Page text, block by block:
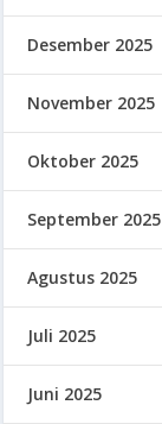
Desember 2025
November 2025
Oktober 2025
September 2025
Agustus 2025
Juli 2025
Juni 2025